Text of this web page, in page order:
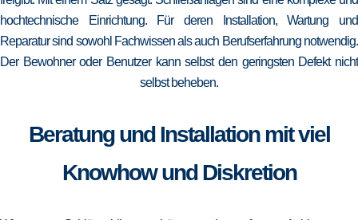
hochtechnische Einrichtung. Für deren Installation, Wartung und
Reparatur sind sowohl Fachwissen als auch Berufserfahrung notwendig.
Der Bewohner oder Benutzer kann selbst den geringsten Defekt nicht
selbst beheben.
Beratung und Installation mit viel
Knowhow und Diskretion